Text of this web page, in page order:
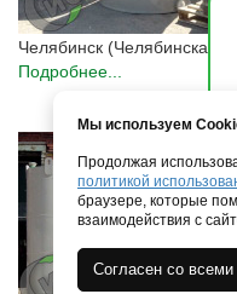
Челябинск (Челябинская
Подробнее...
Мы используем
Продолжая
политикой
браузере, которые
взаимодействия с
Согласен со всеми